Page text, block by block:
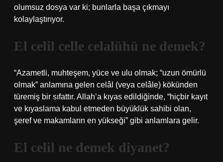
olumsuz dosya var ki; bunlarla başa çıkmayı
kolaylaştırıyor.
El celil celle celalühü ne demek?
“Azametli, muhteşem, yüce ve ulu olmak; “uzun ömürlü
olmak” anlamına gelen celâl (veya celâle) kökünden
türemiş bir sıfattır. Allah’a kıyas edildiğinde, “hiçbir kayıt
ve kıyaslama kabul etmeden büyüklük sahibi olan,
şeref ve makamların en yükseği” gibi anlamlara gelir.
El celil ne demek diyanet?